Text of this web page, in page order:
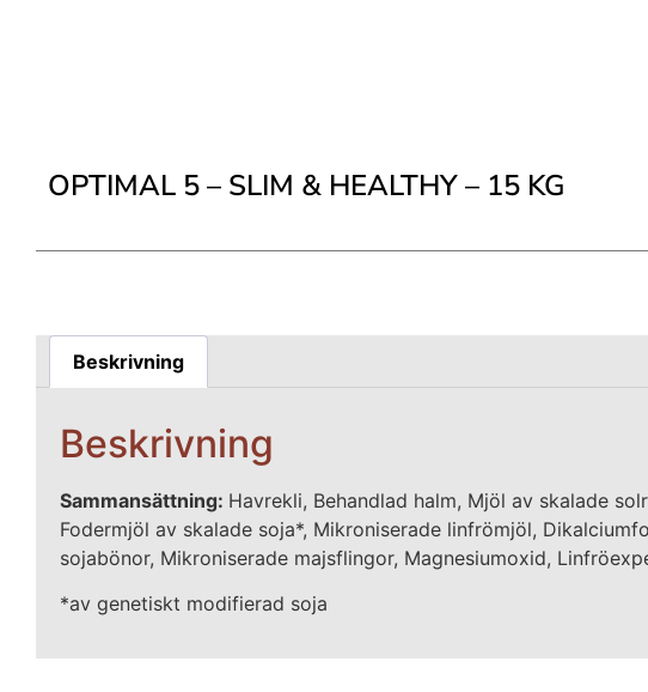
OPTIMAL 5 – SLIM & HEALTHY – 15 KG
Beskrivning
Beskrivning
Sammansättning: Havrekli, Behandlad halm, Mjöl av skalade
Fodermjöl av skalade soja*, Mikroniserade linfrömjöl,
sojabönor, Mikroniserade majsflingor, Magnesiumoxid,
*av genetiskt modifierad soja